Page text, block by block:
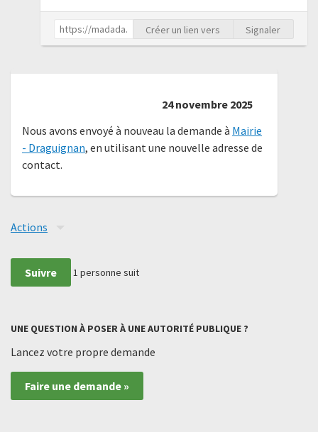
Créer un lien vers Signaler
24 novembre 2025
Nous avons envoyé à nouveau la demande à Mairie
- Draguignan, en utilisant une nouvelle adresse de
contact.
Actions
Suivre 1 personne suit
UNE QUESTION À POSER À UNE AUTORITÉ PUBLIQUE ?
Lancez votre propre demande
Faire une demande »